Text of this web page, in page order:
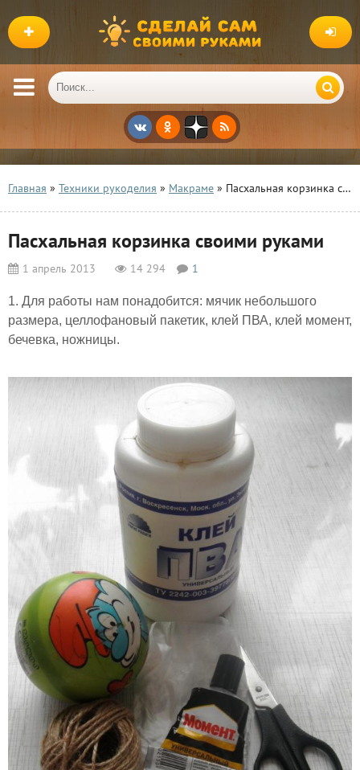
Главная » Техники рукоделия » Макраме » Пасхальная корзинка своими руками
Пасхальная корзинка своими руками
1 апрель 2013 14 294 1
1. Для работы нам понадобится: мячик небольшого
размера, целлофановый пакетик, клей ПВА, клей момент,
бечевка, ножницы.